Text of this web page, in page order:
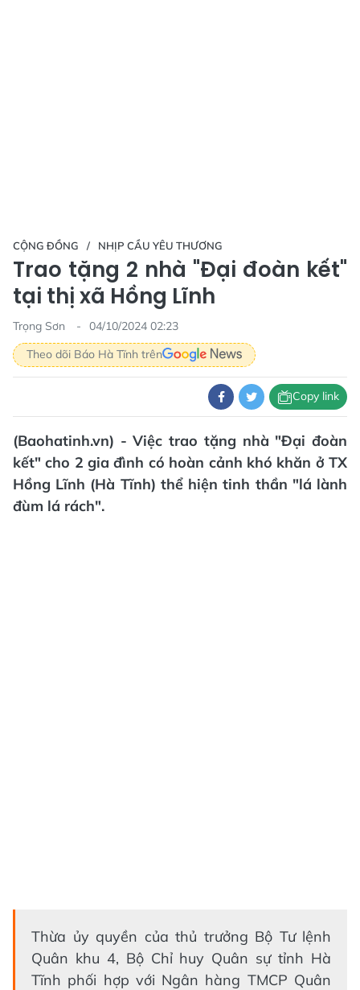
CỘNG ĐỒNG NHỊP CẦU YÊU THƯƠNG
Trao tặng 2 nhà "Đại đoàn kết"
tại thị xã Hồng Lĩnh
Trọng Sơn
04/10/2024 02:23
Theo dõi Báo Hà Tĩnh trên
Copy link
(Baohatinh.vn) - Việc trao tặng nhà "Đại đoàn
kết" cho 2 gia đình có hoàn cảnh khó khăn ở TX
Hồng Lĩnh (Hà Tĩnh) thể hiện tinh thần "lá lành
đùm lá rách".
Thừa ủy quyền của thủ trưởng Bộ Tư lệnh
Quân khu 4, Bộ Chỉ huy Quân sự tỉnh Hà
Tĩnh phối hợp với Ngân hàng TMCP Quân